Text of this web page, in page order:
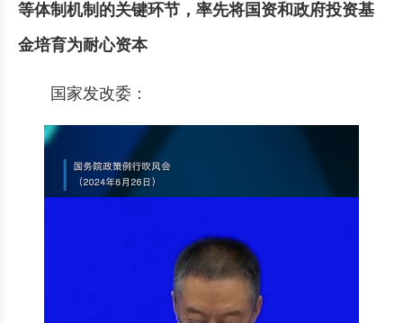
等体制机制的关键环节，率先将国资和政府投资基
金培育为耐心资本
国家发改委：